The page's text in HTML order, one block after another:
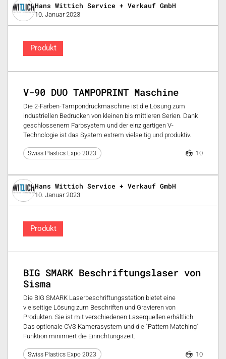
Hans Wittich Service + Verkauf GmbH
10. Januar 2023
Produkt
V-90 DUO TAMPOPRINT Maschine
Die 2-Farben-Tampondruckmaschine ist die Lösung zum
industriellen Bedrucken von kleinen bis mittleren Serien. Dank
geschlossenem Farbsystem und der einzigartigen V-
Technologie ist das System extrem vielseitig und produktiv.
Swiss Plastics Expo 2023 10
Hans Wittich Service + Verkauf GmbH
10. Januar 2023
Produkt
BIG SMARK Beschriftungslaser von
Sisma
Die BIG SMARK Laserbeschriftungsstation bietet eine
vielseitige Lösung zum Beschriften und Gravieren von
Produkten. Sie ist mit verschiedenen Laserquellen erhältlich.
Das optionale CVS Kamerasystem und die "Pattern Matching"
Funktion minimiert die Einrichtungszeit.
Swiss Plastics Expo 2023 10